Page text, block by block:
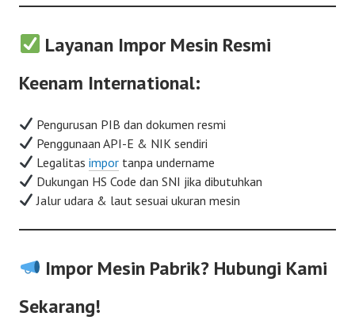
Layanan Impor Mesin Resmi
Keenam International:
Pengurusan PIB dan dokumen resmi
Penggunaan API-E & NIK sendiri
Legalitasimpor tanpa undername
Dukungan HS Code dan SNI jika dibutuhkan
Jalur udara & laut sesuai ukuran mesin
Impor Mesin Pabrik? Hubungi Kami
Sekarang!